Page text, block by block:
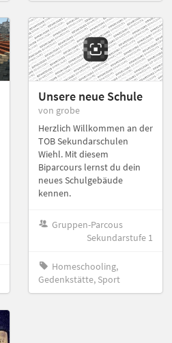
Unsere neue Schule
von grobe
Herzlich Willkommen an der
TOB Sekundarschulen
Wiehl. Mit diesem
Biparcours lernst du dein
neues Schulgebäude
kennen.
Gruppen-Parcous
Sekundarstufe 1
Homeschooling,
Gedenkstätte, Sport